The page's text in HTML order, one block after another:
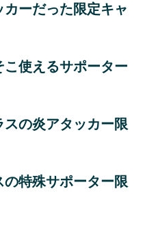
ーだった限定キャ
使えるサポーター
スの炎アタッカー限
特殊サポーター限